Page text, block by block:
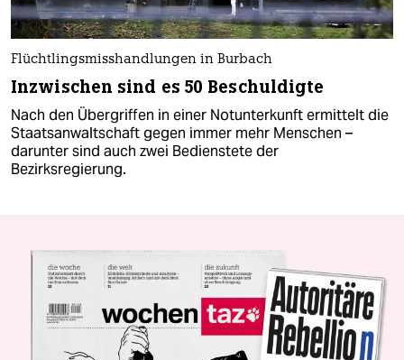
Flüchtlingsmisshandlungen in Burbach
Inzwischen sind es 50 Beschuldigte
Nach den Übergriffen in einer Notunterkunft ermittelt die
Staatsanwaltschaft gegen immer mehr Menschen –
darunter sind auch zwei Bedienstete der
Bezirksregierung.